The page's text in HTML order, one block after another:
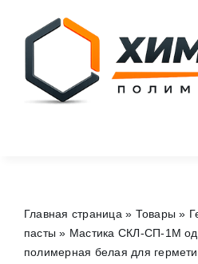
content
Главная страница » Товары »
пасты » Мастика СКЛ-СП-1М
полимерная белая для